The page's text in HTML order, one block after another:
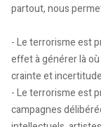
partout, nous
- Le terrorisme est
effet à générer là
crainte et
- Le terrorisme est
campagnes